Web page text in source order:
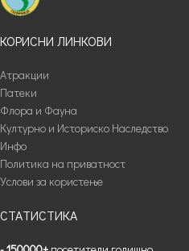
КОРИСНИ ЛИНКОВИ
Атракции
Патеки
Флора и Фауна
Културно и Историско Наследство
Инфо
Политика на приватност
Услови за користење
СТАТИСТИКА